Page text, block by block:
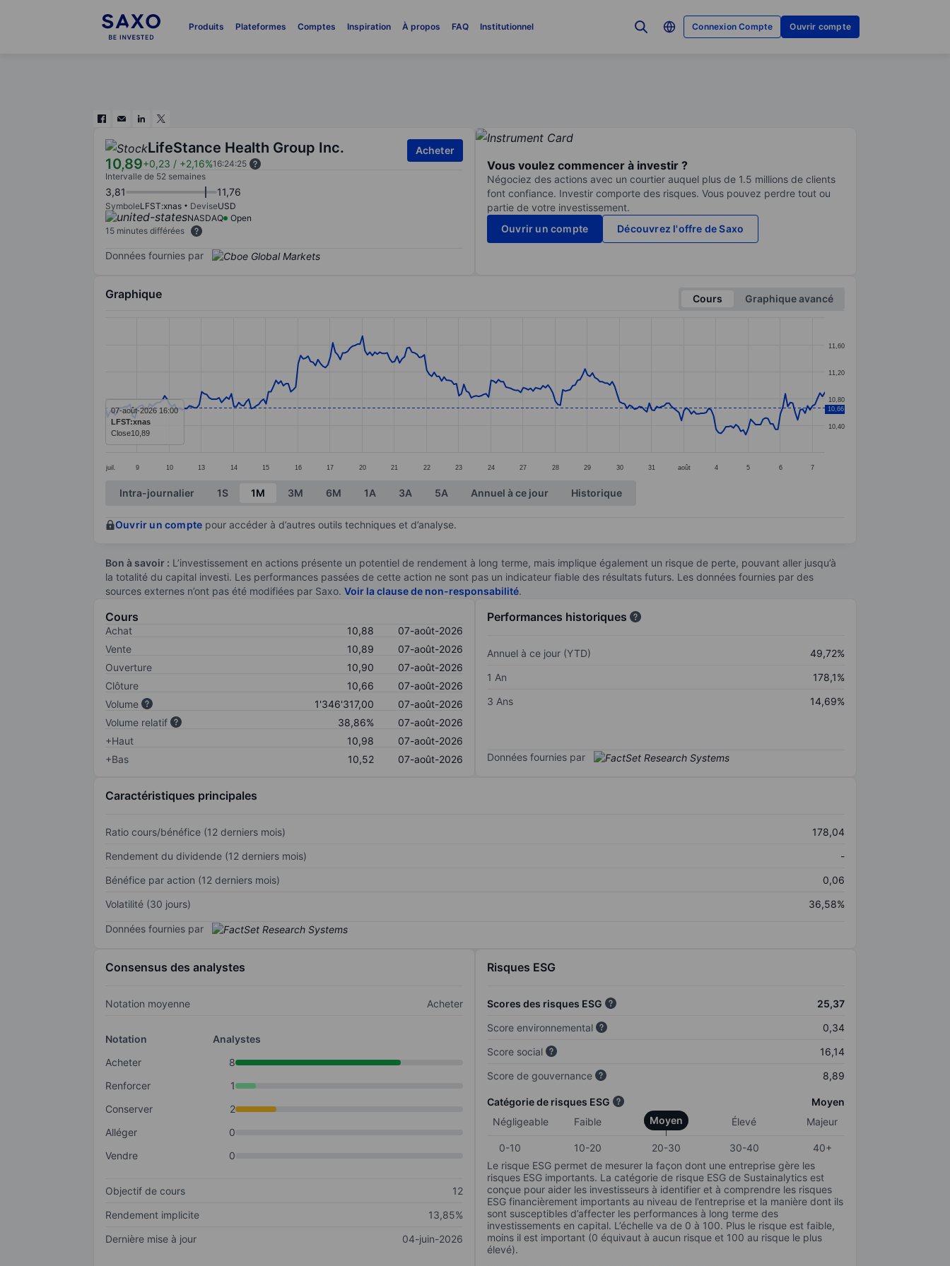
Produits Plateformes Comptes Inspiration À propos FAQ Institutionnel Connexion Compte Ouvrir compte
LifeStance Health Group Inc.
10,89+0,23 / +2,16%16:24:25
Acheter
Intervalle de 52 semaines
3,81 11,76
SymboleLFST:xnas DeviseUSD
NASDAQ
Open
15 minutes différées
Données fournies par
Vous voulez commencer à investir ?
Négociez des actions avec un courtier auquel plus de 1.5 millions de clients
font confiance. Investir comporte des risques. Vous pouvez perdre tout ou
partie de votre investissement.
Ouvrir un compte
Découvrez l'offre de Saxo
Graphique Cours
Graphique avancé
The chart has 1 X axis displaying categories.
The chart has 1 Y axis displaying values. Data ranges from 10.26 to 11.73.
juil. 9 10 13 14 15 16 17 20 21 22 23 24 27 28 29 30 31 août 4 5 6 7
10,40
10,80
11,20
11,60
10,66
07-août-2026 16:00
LFST:xnas
Close10,89
End of interactive chart.
Intra-journalier 1S 1M 3M 6M 1A 3A 5A Annuel à ce jour Historique
Ouvrir un compte pour accéder à d’autres outils techniques et d’analyse.
Bon à savoir : L’investissement en actions présente un potentiel de rendement à long terme, mais implique également un risque de perte, pouvant aller jusqu’à
la totalité du capital investi. Les performances passées de cette action ne sont pas un indicateur fiable des résultats futurs. Les données fournies par des
sources externes n’ont pas été modifiées par Saxo. Voir la clause de non-responsabilité.
Cours
Achat 10,88
07-août-2026
Vente
10,89
07-août-2026
Ouverture
10,90
07-août-2026
Clôture
10,66
07-août-2026
Volume
1'346'317,00
07-août-2026
Volume relatif
38,86%
07-août-2026
+Haut
10,98
07-août-2026
+Bas
10,52 07-août-2026
Performances historiques
Annuel à ce jour (YTD)
49,72%
1 An
178,1%
3 Ans
14,69%
Données fournies par
Caractéristiques principales
Ratio cours/bénéfice (12 derniers mois)
178,04
Rendement du dividende (12 derniers mois)
-
Bénéfice par action (12 derniers mois)
0,06
Volatilité (30 jours)
36,58%
Données fournies par
Consensus des analystes
Notation moyenne Acheter
Notation
Analystes
Acheter
8
Renforcer
1
Conserver
2
Alléger
0
Vendre
0
Objectif de cours
12
Rendement implicite
13,85%
Dernière mise à jour
04-juin-2026
Risques ESG
Scores des risques ESG
25,37
Score environnemental
0,34
Score social
16,14
Score de gouvernance
8,89
Catégorie de risques ESG
Moyen
Négligeable
Faible Moyen Élevé Majeur
0-10 10-20 20-30 30-40
40+
Le risque ESG permet de mesurer la façon dont une entreprise gère les
risques ESG importants. La catégorie de risque ESG de Sustainalytics est
conçue pour aider les investisseurs à identifier et à comprendre les risques
ESG financièrement importants au niveau de l’entreprise et la manière dont ils
sont susceptibles d’affecter les performances à long terme des
investissements en capital. L’échelle va de 0 à 100. Plus le risque est faible,
moins il est important (0 équivaut à aucun risque et 100 au risque le plus
élevé).